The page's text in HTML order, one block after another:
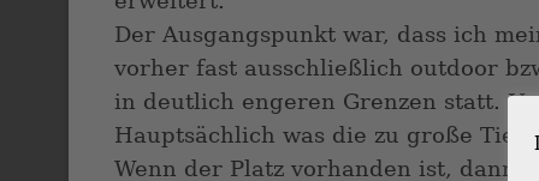
Der Ausgangspunkt war, dass ich
vorher fast ausschließlich outdoor
in deutlich engeren Grenzen statt.
Hauptsächlich was die zu große
Wenn der Platz vorhanden ist, dann